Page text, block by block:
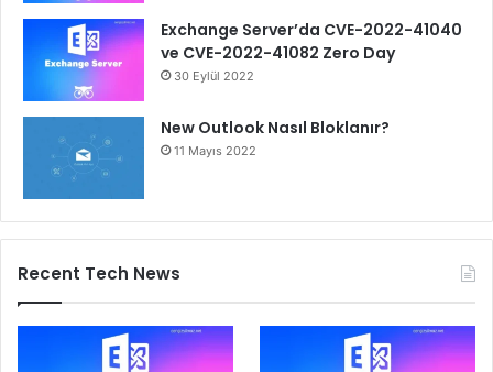
Exchange Server’da CVE-2022-41040
ve CVE-2022-41082 Zero Day
30 Eylül 2022
New Outlook Nasıl Bloklanır?
11 Mayıs 2022
Recent Tech News